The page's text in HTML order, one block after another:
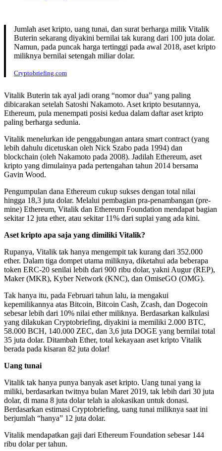
Jumlah aset kripto, uang tunai, dan surat berharga milik Vitalik
Buterin sekarang diyakini bernilai tak kurang dari 100 juta dolar.
Namun, pada puncak harga tertinggi pada awal 2018, aset kripto
miliknya bernilai setengah miliar dolar.
Cryptobriefing.com
Vitalik Buterin tak ayal jadi orang “nomor dua” yang paling
dibicarakan setelah Satoshi Nakamoto. Aset kripto besutannya,
Ethereum, pula menempati posisi kedua dalam daftar aset kripto
paling berharga sedunia.
Vitalik menelurkan ide penggabungan antara smart contract (yang
lebih dahulu dicetuskan oleh Nick Szabo pada 1994) dan
blockchain (oleh Nakamoto pada 2008). Jadilah Ethereum, aset
kripto yang dimulainya pada pertengahan tahun 2014 bersama
Gavin Wood.
Pengumpulan dana Ethereum cukup sukses dengan total nilai
hingga 18,3 juta dolar. Melalui pembagian pra-penambangan (pre-
mine) Ethereum, Vitalik dan Ethereum Foundation mendapat bagian
sekitar 12 juta ether, atau sekitar 11% dari suplai yang ada kini.
Aset kripto apa saja yang dimiliki Vitalik?
Rupanya, Vitalik tak hanya mengempit tak kurang dari 352.000
ether. Dalam tiga dompet utama miliknya, diketahui ada beberapa
token ERC-20 senilai lebih dari 900 ribu dolar, yakni Augur (REP),
Maker (MKR), Kyber Network (KNC), dan OmiseGO (OMG).
Tak hanya itu, pada Februari tahun lalu, ia mengakui
kepemilikannya atas Bitcoin, Bitcoin Cash, Zcash, dan Dogecoin
sebesar lebih dari 10% nilai ether miliknya. Berdasarkan kalkulasi
yang dilakukan Cryptobriefing, diyakini ia memiliki 2.000 BTC,
58.000 BCH, 140.000 ZEC, dan 3,6 juta DOGE yang bernilai total
35 juta dolar. Ditambah Ether, total kekayaan aset kripto Vitalik
berada pada kisaran 82 juta dolar!
Uang tunai
Vitalik tak hanya punya banyak aset kripto. Uang tunai yang ia
miliki, berdasarkan twitnya bulan Maret 2019, tak lebih dari 30 juta
dolar, di mana 8 juta dolar telah ia alokasikan untuk donasi.
Berdasarkan estimasi Cryptobriefing, uang tunai miliknya saat ini
berjumlah “hanya” 12 juta dolar.
Vitalik mendapatkan gaji dari Ethereum Foundation sebesar 144
ribu dolar per tahun.